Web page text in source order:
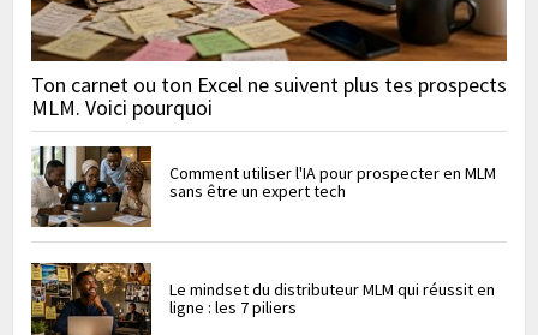
Ton carnet ou ton Excel ne suivent plus tes prospects
MLM. Voici pourquoi
Comment utiliser l'IA pour prospecter en MLM
sans être un expert tech
Le mindset du distributeur MLM qui réussit en
ligne : les 7 piliers